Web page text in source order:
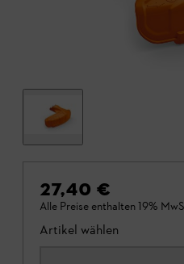
27,40 €
Alle Preise enthalten 19%
Artikel wählen